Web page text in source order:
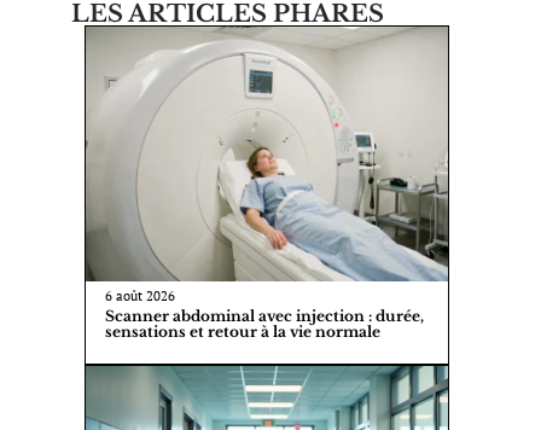
LES ARTICLES PHARES
6 août 2026
Scanner abdominal avec injection : durée,
sensations et retour à la vie normale